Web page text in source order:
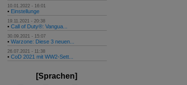
10.01.2022 - 16:01
• Einstellunge
19.11.2021 - 20:38
• Call of Duty®: Vangua...
30.09.2021 - 15:07
• Warzone: Diese 3 neuen...
26.07.2021 - 11:38
• CoD 2021 mit WW2-Sett...
[Sprachen]